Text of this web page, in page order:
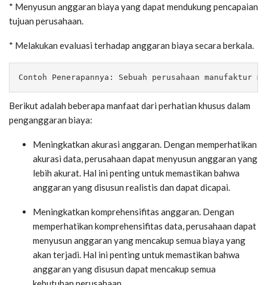
* Menyusun anggaran biaya yang dapat mendukung pencapaian
tujuan perusahaan.
* Melakukan evaluasi terhadap anggaran biaya secara berkala.
Contoh Penerapannya: Sebuah perusahaan
Berikut adalah beberapa manfaat dari perhatian khusus dalam
penganggaran biaya:
Meningkatkan akurasi anggaran. Dengan memperhatikan
akurasi data, perusahaan dapat menyusun anggaran yang
lebih akurat. Hal ini penting untuk memastikan bahwa
anggaran yang disusun realistis dan dapat dicapai.
Meningkatkan komprehensifitas anggaran. Dengan
memperhatikan komprehensifitas data, perusahaan dapat
menyusun anggaran yang mencakup semua biaya yang
akan terjadi. Hal ini penting untuk memastikan bahwa
anggaran yang disusun dapat mencakup semua